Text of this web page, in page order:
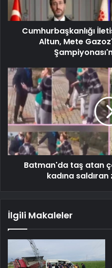
Cumhurbaşkanlığı
Altun, Mete
Batman'da taş atan
kadına saldıran
İlgili Makaleler